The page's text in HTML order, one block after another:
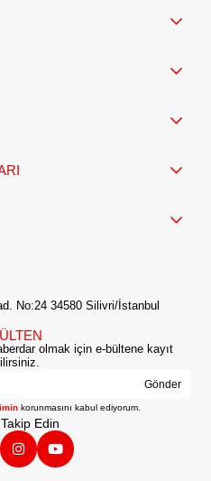
No:24 34580 Silivri/İstanbul
olmak için e-bültene kayıt
Gönder
korunmasını kabul ediyorum.
Edin